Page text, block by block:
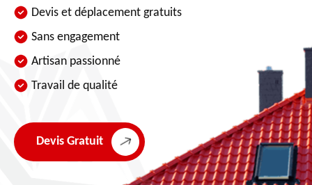
Devis et déplacement gratuits
Sans engagement
Artisan passionné
Travail de qualité
Devis Gratuit